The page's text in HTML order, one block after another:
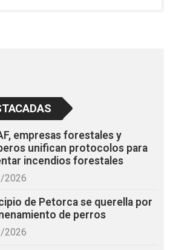
empresas forestales y
unifican protocolos para
incendios forestales
2026
de Petorca se querella por
de perros
2026